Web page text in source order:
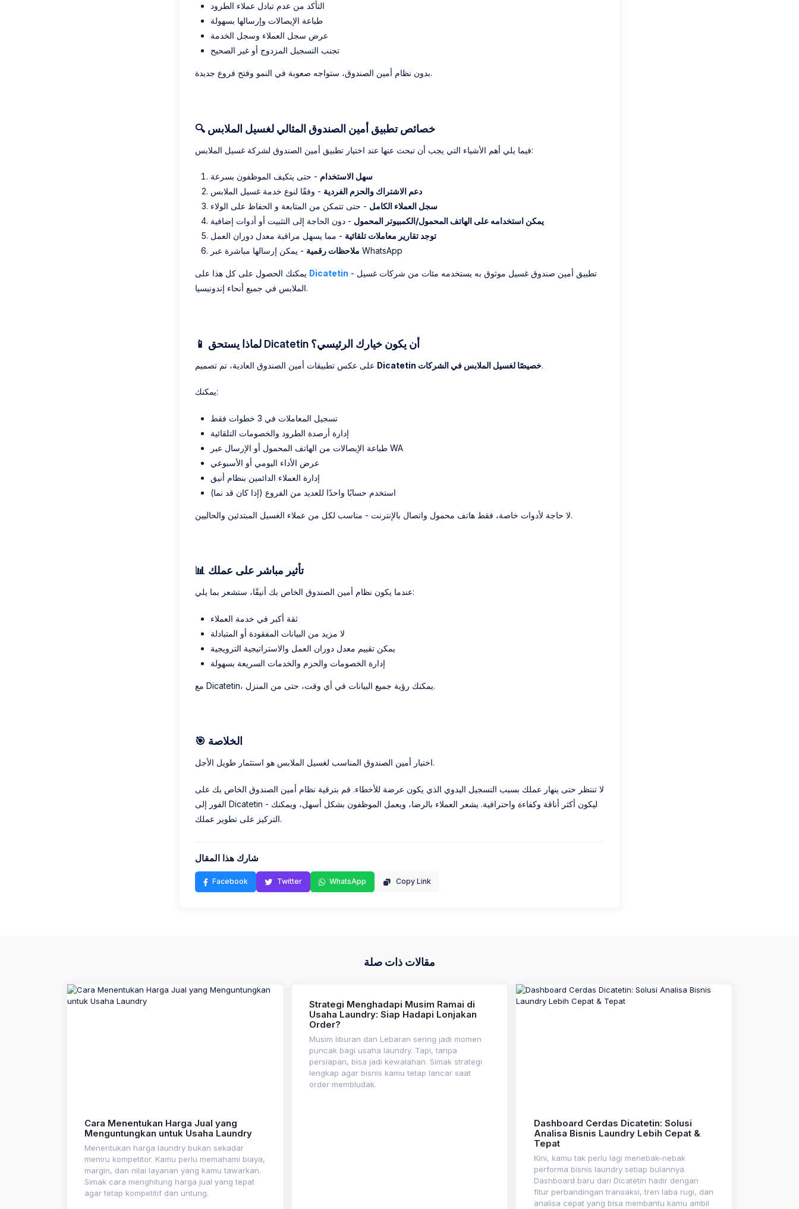
التأكد من عدم تبادل عملاء الطرود
طباعة الإيصالات وإرسالها بسهولة
عرض سجل العملاء وسجل الخدمة
تجنب التسجيل المزدوج أو غير الصحيح
بدون نظام أمين الصندوق، ستواجه صعوبة في النمو وفتح فروع جديدة.
🔍 خصائص تطبيق أمين الصندوق المثالي لغسيل الملابس
فيما يلي أهم الأشياء التي يجب أن تبحث عنها عند اختيار تطبيق أمين الصندوق لشركة غسيل الملابس:
سهل الاستخدام - حتى يتكيف الموظفون بسرعة
دعم الاشتراك والحزم الفردية - وفقًا لنوع خدمة غسيل الملابس
سجل العملاء الكامل - حتى تتمكن من المتابعة و الحفاظ على الولاء
يمكن استخدامه على الهاتف المحمول/الكمبيوتر المحمول - دون الحاجة إلى التثبيت أو أدوات إضافية
توجد تقارير معاملات تلقائية - مما يسهل مراقبة معدل دوران العمل
ملاحظات رقمية - يمكن إرسالها مباشرة عبر WhatsApp
Dicatetin - تطبيق أمين صندوق غسيل موثوق به يستخدمه مئات من شركات غسيل
الملابس في جميع أنحاء إندونيسيا.
📱 لماذا يستحق Dicatetin أن يكون خيارك الرئيسي؟
Dicatetin خصيصًا لغسيل الملابس في الشركات.
يمكنك:
تسجيل المعاملات في 3 خطوات فقط
إدارة أرصدة الطرود والخصومات التلقائية
طباعة الإيصالات من الهاتف المحمول أو الإرسال عبر WA
عرض الأداء اليومي أو الأسبوعي
إدارة العملاء الدائمين بنظام أنيق
استخدم حسابًا واحدًا للعديد من الفروع (إذا كان قد نما)
لا حاجة لأدوات خاصة، فقط هاتف محمول واتصال بالإنترنت - مناسب لكل من عملاء الغسيل المبتدئين والحاليين.
📊 تأثير مباشر على عملك
عندما يكون نظام أمين الصندوق الخاص بك أنيقًا، ستشعر بما يلي:
ثقة أكبر في خدمة العملاء
لا مزيد من البيانات المفقودة أو المتبادلة
يمكن تقييم معدل دوران العمل والاستراتيجية الترويجية
إدارة الخصومات والحزم والخدمات السريعة بسهولة
مع Dicatetin، يمكنك رؤية جميع البيانات في أي وقت، حتى من المنزل.
🎯 الخلاصة
اختيار أمين الصندوق المناسب لغسيل الملابس هو استثمار طويل الأجل.
لا تنتظر حتى ينهار عملك بسبب التسجيل اليدوي الذي يكون عرضة للأخطاء. قم بترقية نظام أمين الصندوق الخاص بك على
الفور إلى Dicatetin - ليكون أكثر أناقة وكفاءة واحترافية. يشعر العملاء بالرضا، ويعمل الموظفون بشكل أسهل، ويمكنك
التركيز على تطوير عملك.
شارك هذا المقال
Facebook Twitter WhatsApp Copy Link
مقالات ذات صلة
Cara Menentukan Harga Jual yang
Menguntungkan untuk Usaha Laundry
Menentukan harga laundry bukan sekadar
meniru kompetitor. Kamu perlu memahami biaya,
margin, dan nilai layanan yang kamu tawarkan.
Simak cara menghitung harga jual yang tepat
agar tetap kompetitif dan untung.
Strategi Menghadapi Musim Ramai di
Usaha Laundry: Siap Hadapi Lonjakan
Order?
Musim liburan dan Lebaran sering jadi momen
puncak bagi usaha laundry. Tapi, tanpa
persiapan, bisa jadi kewalahan. Simak strategi
lengkap agar bisnis kamu tetap lancar saat
order membludak.
Dashboard Cerdas Dicatetin: Solusi
Analisa Bisnis Laundry Lebih Cepat &
Tepat
Kini, kamu tak perlu lagi menebak-nebak
performa bisnis laundry setiap bulannya.
Dashboard baru dari Dicatetin hadir dengan
fitur perbandingan transaksi, tren laba rugi, dan
analisa cepat yang bisa membantu kamu ambil